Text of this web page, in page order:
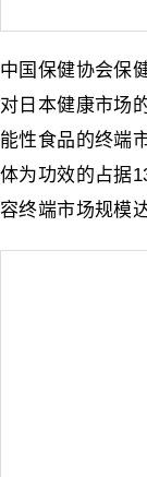
中国保健协会保
对日本健康市场
能性食品的终端
体为功效的占据
容终端市场规模